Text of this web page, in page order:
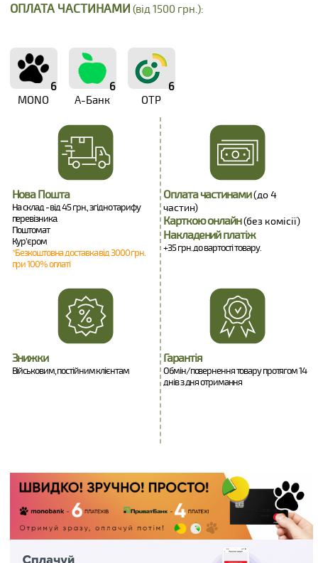
ОПЛАТА ЧАСТИНАМИ (від 1500 грн.):
6
MONO
6
А-Банк
6
OTP
Нова Пошта
На склад - від 45 грн., згідно тарифу
перевізника.
Поштомат
Кур'єром
*Безкоштовна доставка від 3000 грн.
при 100% оплаті
Оплата частинами(до 4
частин)
Карткою онлайн(без комісії)
Накладений платіж
+35 грн. до вартості товару.
Знижки
Військовим, постійним клієнтам
Гарантія
Обмін/повернення товару протягом 14
днів з дня отримання